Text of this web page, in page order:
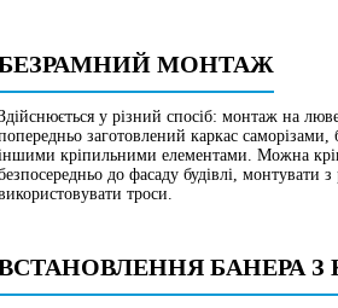
МОНТАЖ
у різний спосіб: монтаж на
заготовлений каркас
кріпильними елементами. Можна
до фасаду будівлі, монтувати
троси.
БАНЕРА